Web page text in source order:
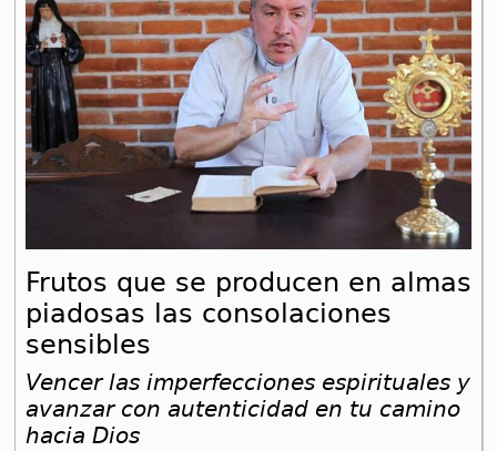
Frutos que se producen en almas
piadosas las consolaciones
sensibles
Vencer las imperfecciones espirituales y
avanzar con autenticidad en tu camino
hacia Dios